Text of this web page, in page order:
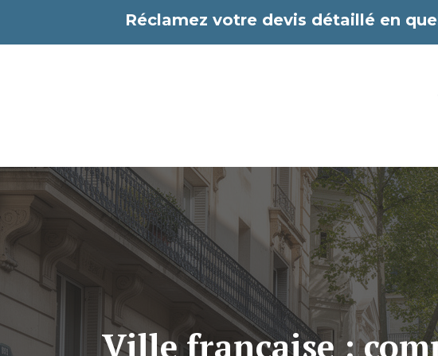
contenu
Réclamez votre devis détaillé en
Ville française :